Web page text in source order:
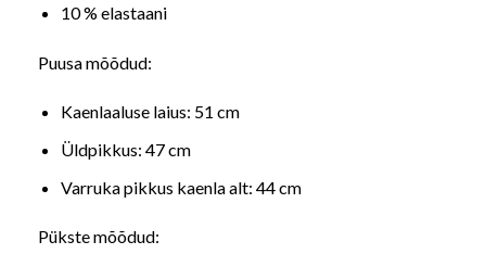
10 % elastaani
Puusa mõõdud:
Kaenlaaluse laius: 51 cm
Üldpikkus: 47 cm
Varruka pikkus kaenla alt: 44 cm
Pükste mõõdud: